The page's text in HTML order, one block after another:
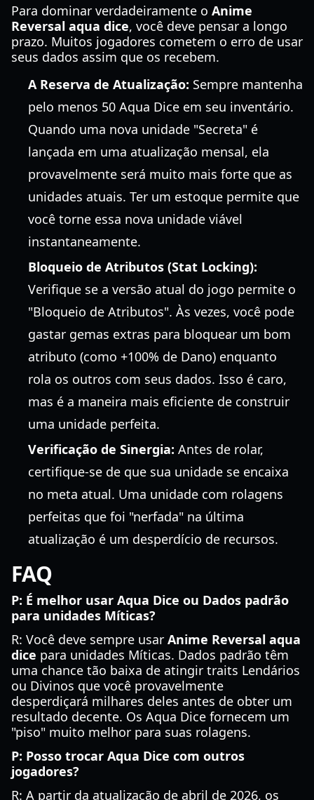
Para dominar verdadeiramente o Anime
Reversal aqua dice, você deve pensar a longo
prazo. Muitos jogadores cometem o erro de usar
seus dados assim que os recebem.
A Reserva de Atualização: Sempre mantenha
pelo menos 50 Aqua Dice em seu inventário.
Quando uma nova unidade "Secreta" é
lançada em uma atualização mensal, ela
provavelmente será muito mais forte que as
unidades atuais. Ter um estoque permite que
você torne essa nova unidade viável
instantaneamente.
Bloqueio de Atributos (Stat Locking):
Verifique se a versão atual do jogo permite o
"Bloqueio de Atributos". Às vezes, você pode
gastar gemas extras para bloquear um bom
atributo (como +100% de Dano) enquanto
rola os outros com seus dados. Isso é caro,
mas é a maneira mais eficiente de construir
uma unidade perfeita.
Verificação de Sinergia: Antes de rolar,
certifique-se de que sua unidade se encaixa
no meta atual. Uma unidade com rolagens
perfeitas que foi "nerfada" na última
atualização é um desperdício de recursos.
FAQ
P: É melhor usar Aqua Dice ou Dados padrão
para unidades Míticas?
R: Você deve sempre usar Anime Reversal aqua
dice para unidades Míticas. Dados padrão têm
uma chance tão baixa de atingir traits Lendários
ou Divinos que você provavelmente
desperdiçará milhares deles antes de obter um
resultado decente. Os Aqua Dice fornecem um
"piso" muito melhor para suas rolagens.
P: Posso trocar Aqua Dice com outros
jogadores?
R: A partir da atualização de abril de 2026, os